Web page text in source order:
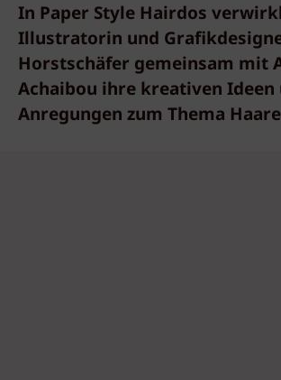
In Paper Style Hairdos
Illustratorin und
Horstschäfer gemeinsam mit
Achaibou ihre kreativen Ideen
Anregungen zum Thema